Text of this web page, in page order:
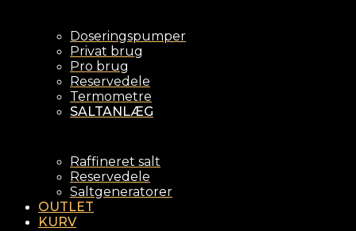
Doseringspumper
Privat brug
Pro brug
Reservedele
Termometre
SALTANLÆG
Raffineret salt
Reservedele
Saltgeneratorer
OUTLET
KURV